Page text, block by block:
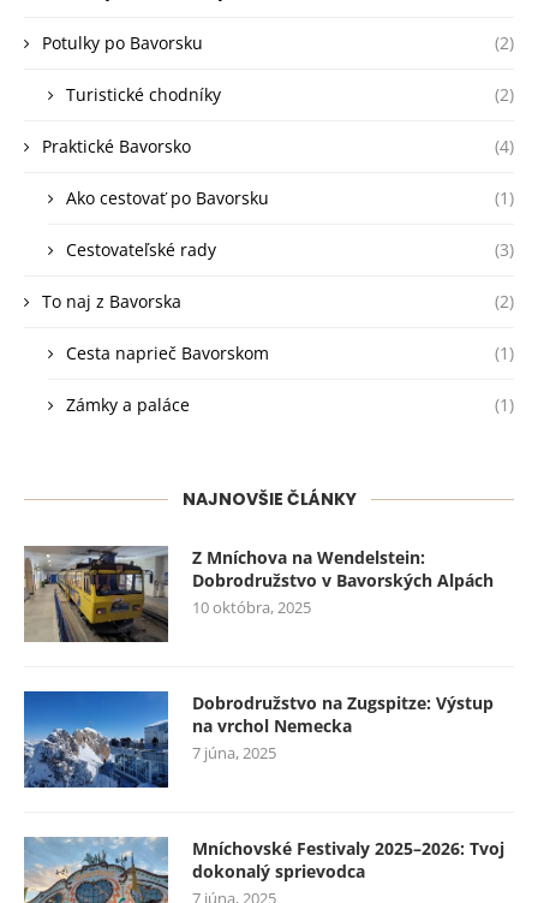
Potulky po Bavorsku (2)
Turistické chodníky (2)
Praktické Bavorsko (4)
Ako cestovať po Bavorsku (1)
Cestovateľské rady (3)
To naj z Bavorska (2)
Cesta naprieč Bavorskom (1)
Zámky a paláce (1)
NAJNOVŠIE ČLÁNKY
Z Mníchova na Wendelstein:
Dobrodružstvo v Bavorských Alpách
10 októbra, 2025
Dobrodružstvo na Zugspitze: Výstup
na vrchol Nemecka
7 júna, 2025
Mníchovské Festivaly 2025–2026: Tvoj
dokonalý sprievodca
7 júna, 2025